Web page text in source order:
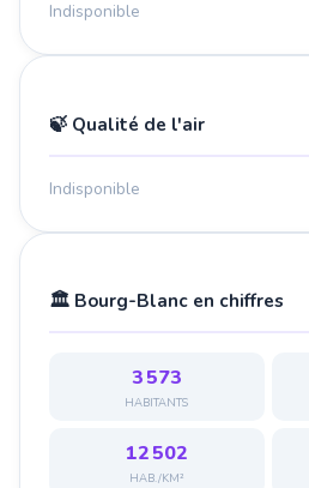
Indisponible
🍃 Qualité de l'air
Indisponible
🏛️ Bourg-Blanc en chiffres
3 573
HABITANTS
12 502
HAB./KM²